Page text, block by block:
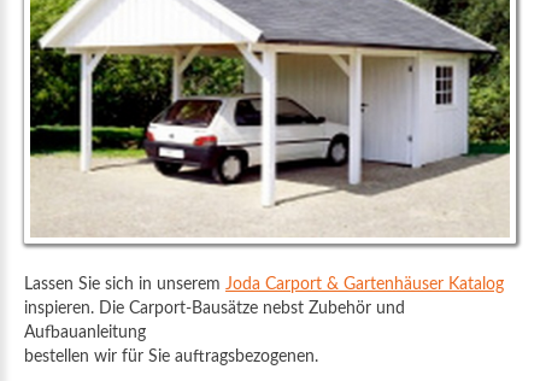
Lassen Sie sich in unserem Joda Carport & Gartenhäuser Katalog
inspieren. Die Carport-Bausätze nebst Zubehör und
Aufbauanleitung
bestellen wir für Sie auftragsbezogenen.